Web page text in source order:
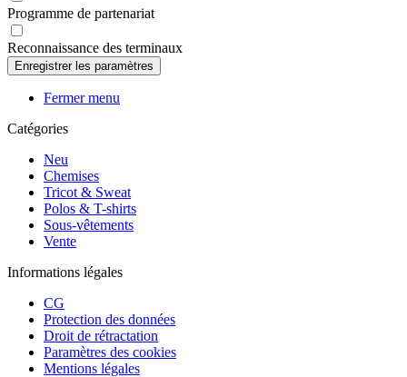
Programme de partenariat
Reconnaissance des terminaux
Fermer menu
Catégories
Neu
Chemises
Tricot & Sweat
Polos & T-shirts
Sous-vêtements
Vente
Informations légales
CG
Protection des données
Droit de rétractation
Paramètres des cookies
Mentions légales